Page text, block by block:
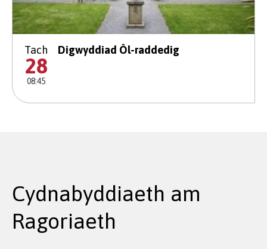
Tach
28
08:45
Digwyddiad Ôl-raddedig
Cydnabyddiaeth am
Ragoriaeth